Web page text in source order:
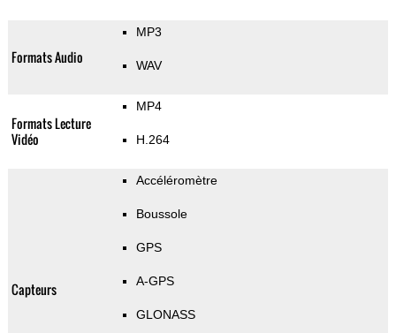
Formats Audio
MP3
WAV
Formats Lecture
Vidéo
MP4
H.264
Capteurs
Accéléromètre
Boussole
GPS
A-GPS
GLONASS